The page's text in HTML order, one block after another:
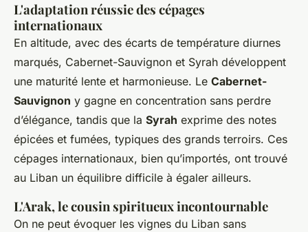
L'adaptation réussie des cépages
internationaux
En altitude, avec des écarts de température diurnes
marqués, Cabernet-Sauvignon et Syrah développent
une maturité lente et harmonieuse. Le Cabernet-
Sauvignon y gagne en concentration sans perdre
d’élégance, tandis que la Syrah exprime des notes
épicées et fumées, typiques des grands terroirs. Ces
cépages internationaux, bien qu’importés, ont trouvé
au Liban un équilibre difficile à égaler ailleurs.
L'Arak, le cousin spiritueux incontournable
On ne peut évoquer les vignes du Liban sans